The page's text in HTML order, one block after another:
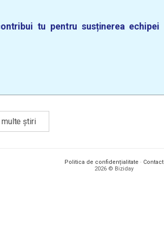
tu pentru susținerea echipei
știri
Politica de confidențialitate · Contact
2026 © Biziday